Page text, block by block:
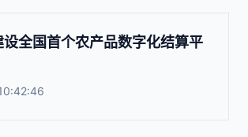
全国首个农产品数字化结算平